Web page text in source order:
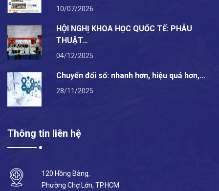
10/07/2026
HỘI NGHỊ KHOA HỌC QUỐC TẾ: PHẪU
THUẬT…
04/12/2025
Chuyển đổi số: nhanh hơn, hiệu quả hơn,…
28/11/2025
Thông tin liên hệ
120 Hồng Bàng,
Phường Chợ Lớn, TP.HCM